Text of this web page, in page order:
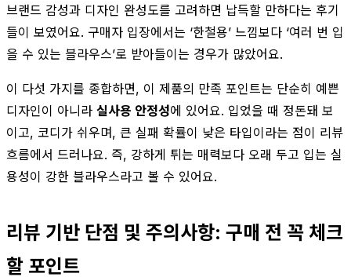
브랜드 감성과 디자인 완성도를 고려하면 납득할 만하다는 후기
들이 보였어요. 구매자 입장에서는 ‘한철용’ 느낌보다 ‘여러 번 입
을 수 있는 블라우스’로 받아들이는 경우가 많았어요.
이 다섯 가지를 종합하면, 이 제품의 만족 포인트는 단순히 예쁜
디자인이 아니라 실사용 안정성에 있어요. 입었을 때 정돈돼 보
이고, 코디가 쉬우며, 큰 실패 확률이 낮은 타입이라는 점이 리뷰
흐름에서 드러나요. 즉, 강하게 튀는 매력보다 오래 두고 입는 실
용성이 강한 블라우스라고 볼 수 있어요.
리뷰 기반 단점 및 주의사항: 구매 전 꼭 체크
할 포인트